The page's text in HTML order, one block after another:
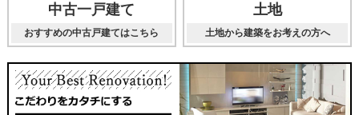
中古一戸建て
おすすめの中古戸建てはこちら
土地
土地から建築をお考えの方へ